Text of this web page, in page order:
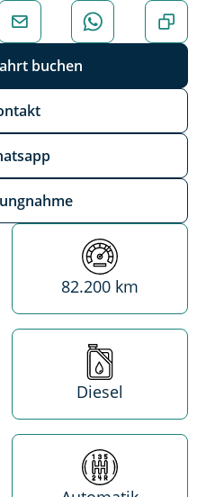
buchen
Kilometerstand
82.200 km
Treibstoff
Diesel
Getriebe